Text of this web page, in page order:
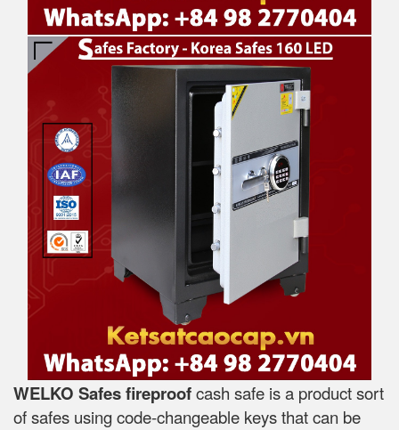
WELKO Safes fireproofcash safe is a product sort
of safes using code-changeable keys that can be